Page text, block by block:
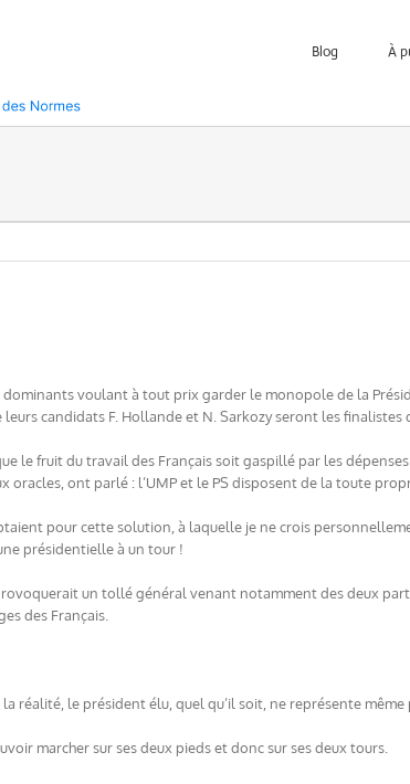
Blog À
dominants voulant à tout prix garder le monopole de la
candidats F. Hollande et N. Sarkozy seront les finalistes
le fruit du travail des Français soit gaspillé par les
oracles, ont parlé : l’UMP et le PS disposent de la toute
pour cette solution, à laquelle je ne crois
présidentielle à un tour !
un tollé général venant notamment des deux
des Français.
réalité, le président élu, quel qu’il soit, ne représente même
marcher sur ses deux pieds et donc sur ses deux tours.